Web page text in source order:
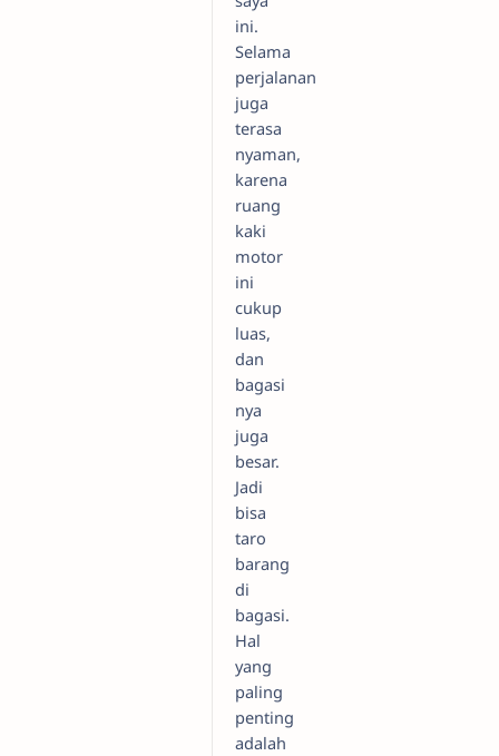
ini.
Selama
perjalanan
juga
terasa
nyaman,
karena
ruang
kaki
motor
ini
cukup
luas,
dan
bagasi
nya
juga
besar.
Jadi
bisa
taro
barang
di
bagasi.
Hal
yang
paling
penting
adalah